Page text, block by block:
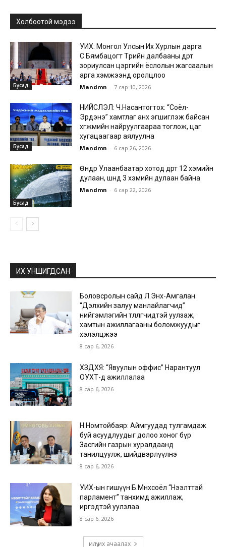
Холбоотой мэдээ
Бусад
УИХ: Монгол Улсын Их Хурлын дарга
С.Бямбацогт Төрийн далбааны өдөрт
зориулсан цэргийн ёслолын жагсаалын
арга хэмжээнд оролцлоо
Mandmn - 7 сар 10, 2026
Бусад
НИЙСЛЭЛ: Ч.Насантогтох: “Соёл-
Эрдэнэ” хамтлаг анх эгшиглэж байсан
хөгжмийн найруулгаараа тоглож, цаг
хугацаагаар аялуулна
Mandmn - 6 сар 26, 2026
Бусад
Өнөөдөр Улаанбаатар хотод өдөртөө 12 хэмийн
дулаан, шөнөдөө 3 хэмийн дулаан байна
Mandmn - 6 сар 22, 2026
ИХ УНШИГДСАН
Боловсролын сайд Л.Энх-Амгалан
“Дэлхийн залуу манлайлагчид”
нийгэмлэгийн төлөөлөгчидтэй уулзаж,
хамтын ажиллагааны боломжуудыг
хэлэлцжээ
8 сар 6, 2026
ХЗДХЯ: “Явуулын оффис” Нарантуул
ОУХТ-д ажиллалаа
8 сар 6, 2026
Н.Номтойбаяр: Аймгуудад тулгамдаж
буй асуудлуудыг долоо хоног бүр
Засгийн газрын хуралдаанд
танилцуулж, шийдвэрлүүлнэ
8 сар 6, 2026
УИХ-ын гишүүн Б.Мөнхсоёл “Нээлттэй
парламент” танхимд ажиллаж,
иргэдтэй уулзлаа
8 сар 6, 2026
илүү их ачаалах